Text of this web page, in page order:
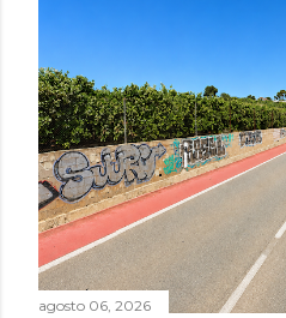
agosto 06, 2026